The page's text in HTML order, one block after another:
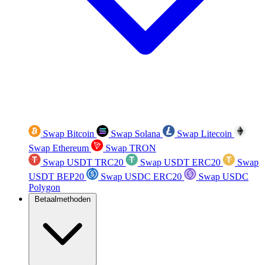
Swap Bitcoin Swap Solana
Swap Litecoin
Swap Ethereum
Swap TRON
Swap USDT TRC20
Swap USDT ERC20
Swap
USDT BEP20
Swap USDC ERC20
Swap USDC
Polygon
Betaalmethoden